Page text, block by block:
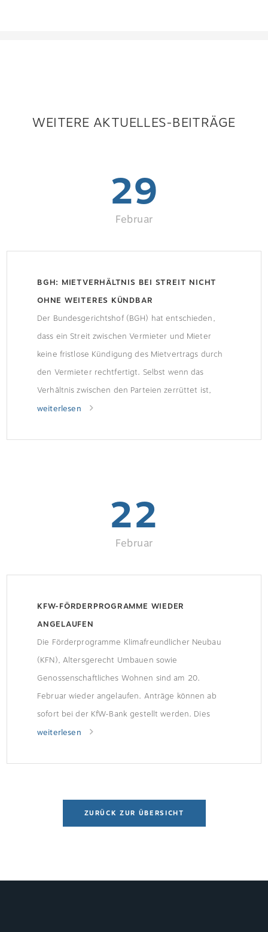
WEITERE AKTUELLES-BEITRÄGE
29
Februar
BGH: MIETVERHÄLTNIS BEI STREIT NICHT
OHNE WEITERES KÜNDBAR
Der Bundesgerichtshof (BGH) hat entschieden,
dass ein Streit zwischen Vermieter und Mieter
keine fristlose Kündigung des Mietvertrags durch
den Vermieter rechtfertigt. Selbst wenn das
Verhältnis zwischen den Parteien zerrüttet ist,
muss der Mieter im Wesentlichen schuld sein und
weiterlesen
22
Februar
KFW-FÖRDERPROGRAMME WIEDER
ANGELAUFEN
Die Förderprogramme Klimafreundlicher Neubau
(KFN), Altersgerecht Umbauen sowie
Genossenschaftliches Wohnen sind am 20.
Februar wieder angelaufen. Anträge können ab
sofort bei der KfW-Bank gestellt werden. Dies
meldet das Bundesministerium für Wohnen,
weiterlesen
ZURÜCK ZUR ÜBERSICHT